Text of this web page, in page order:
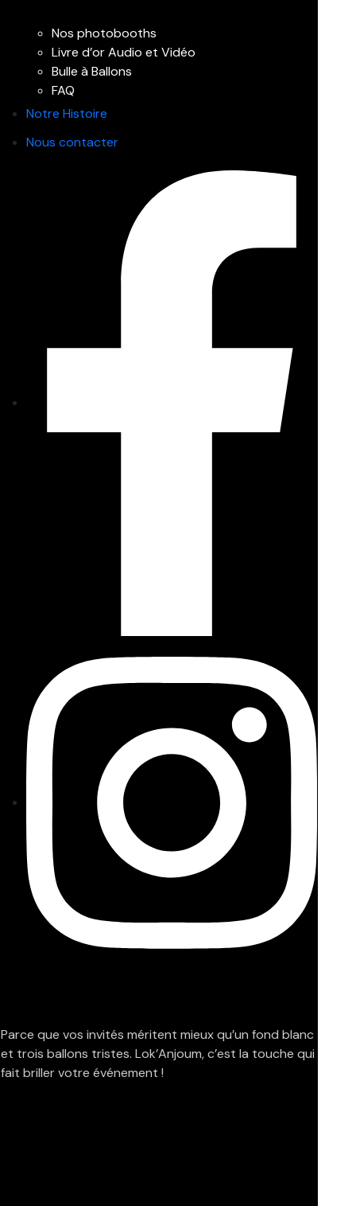
Nos photobooths
Livre d’or Audio et Vidéo
Bulle à Ballons
FAQ
Notre Histoire
Nous contacter
Parce que vos invités méritent mieux qu’un fond blanc
et trois ballons tristes. Lok’Anjoum, c’est la touche qui
fait briller votre événement !